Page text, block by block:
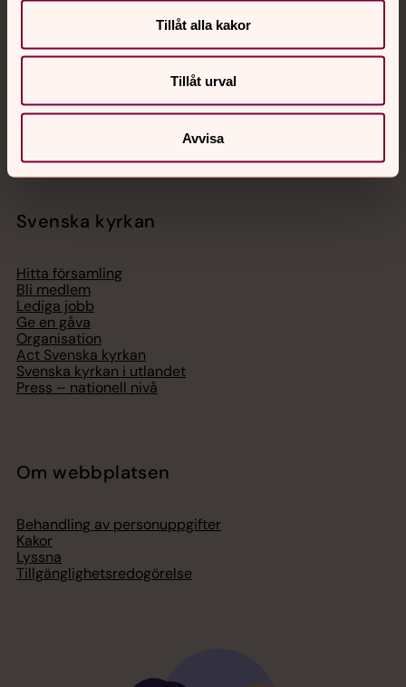
Tillåt alla kakor
Tillåt urval
Avvisa
Akut samtals- och krisstöd. Prata eller chatta anonymt
med en präst på kvällar och nätter.
Digitalt brev
Svenska kyrkan
Hitta församling
Bli medlem
Lediga jobb
Ge en gåva
Organisation
Act Svenska kyrkan
Svenska kyrkan i utlandet
Press – nationell nivå
Om webbplatsen
Behandling av personuppgifter
Kakor
Lyssna
Tillgänglighetsredogörelse